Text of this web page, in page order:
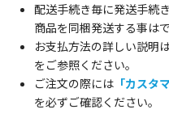
配送手続き毎に発送手続
商品を同梱発送する事は
お支払方法の詳しい説明
をご参照ください。
ご注文の際には 「カスタ
を必ずご確認ください。